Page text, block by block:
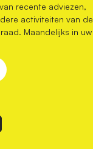
recente adviezen,
activiteiten van de
Maandelijks in uw